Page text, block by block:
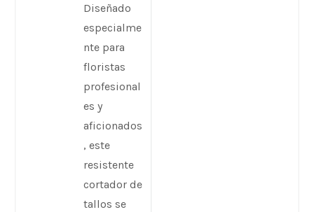
Diseñado
especialme
nte para
floristas
profesional
es y
aficionados
, este
resistente
cortador de
tallos se